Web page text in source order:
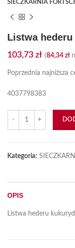
SIECZKARNIA
Listwa
103,73 zł (84,34 zł
Poprzednia najniższa
4037798383
Kategoria:
OPIS
Listwa hederu